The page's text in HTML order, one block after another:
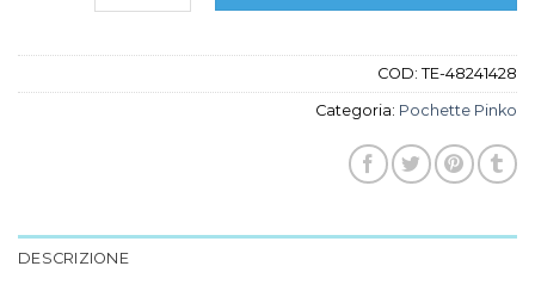
COD: TE-48241428
Categoria: Pochette Pinko
DESCRIZIONE